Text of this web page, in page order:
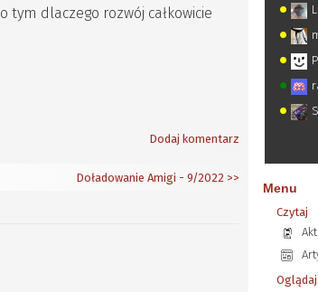
o tym dlaczego rozwój całkowicie
Dodaj komentarz
Doładowanie Amigi - 9/2022>>
Menu
Czytaj
Oglądaj